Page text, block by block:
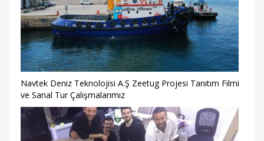
Navtek Deniz Teknolojisi A.Ş Zeetug Projesi Tanıtım Filmi
ve Sanal Tur Çalışmalarımız